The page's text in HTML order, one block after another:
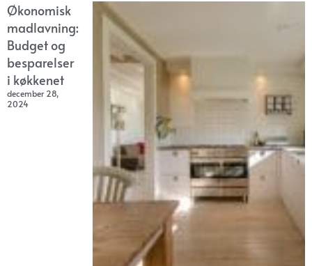
Økonomisk
madlavning:
Budget og
besparelser
i køkkenet
december 28,
2024